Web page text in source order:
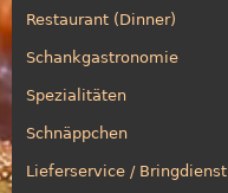
Restaurant (Dinner)
Schankgastronomie
Spezialitäten
Schnäppchen
Lieferservice / Bringdienst